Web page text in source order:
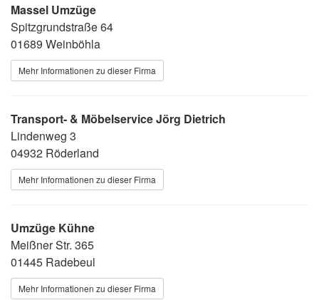
Massel Umzüge
Spitzgrundstraße 64
01689 Weinböhla
Mehr Informationen zu dieser Firma
Transport- & Möbelservice Jörg Dietrich
Lindenweg 3
04932 Röderland
Mehr Informationen zu dieser Firma
Umzüge Kühne
Meißner Str. 365
01445 Radebeul
Mehr Informationen zu dieser Firma